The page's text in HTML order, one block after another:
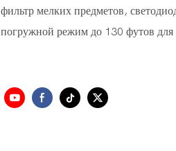
фильтр мелких предметов,
погружной режим до 130 футов